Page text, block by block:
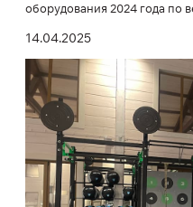
оборудования 2024 года по
14.04.2025